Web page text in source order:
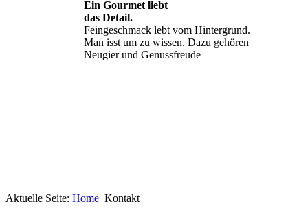
Ein Gourmet liebt
das Detail.
Feingeschmack lebt vom Hintergrund.
Man isst um zu wissen. Dazu gehören
Neugier und Genussfreude
Geheimnisse, die
Aktuelle Seite: Home Kontakt